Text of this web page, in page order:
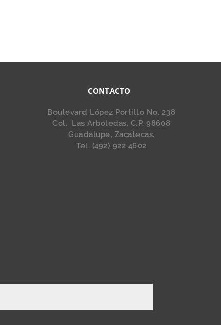
CONTACTO
Boulevard López Portillo No. 238
Col. Las Arboledas, C.P. 98608
Guadalupe, Zacatecas.
Tel. (492) 922 4602